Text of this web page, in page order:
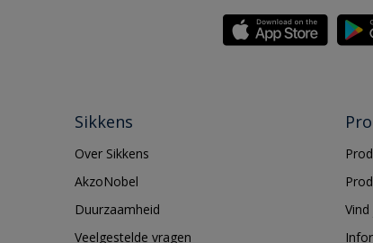
Sikkens
Over Sikkens
AkzoNobel
Duurzaamheid
Veelgestelde vragen